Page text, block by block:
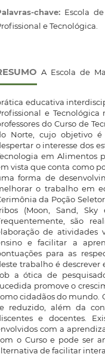
chave: Escola
e Tecnológica.
A Escola de
educativa
e
do Curso de
Norte, cujo objetivo é
o interesse dos
em Alimentos
vista que conta como
forma de
o trabalho em
da Poção
(Moon, Sand,
são
de atividades
e facilitar a
para as
trabalho é
a ótica de
promove o
cidadãos do mundo.
reduzido, além da
e docentes.
com a
o Curso e pode ser
de facilitar